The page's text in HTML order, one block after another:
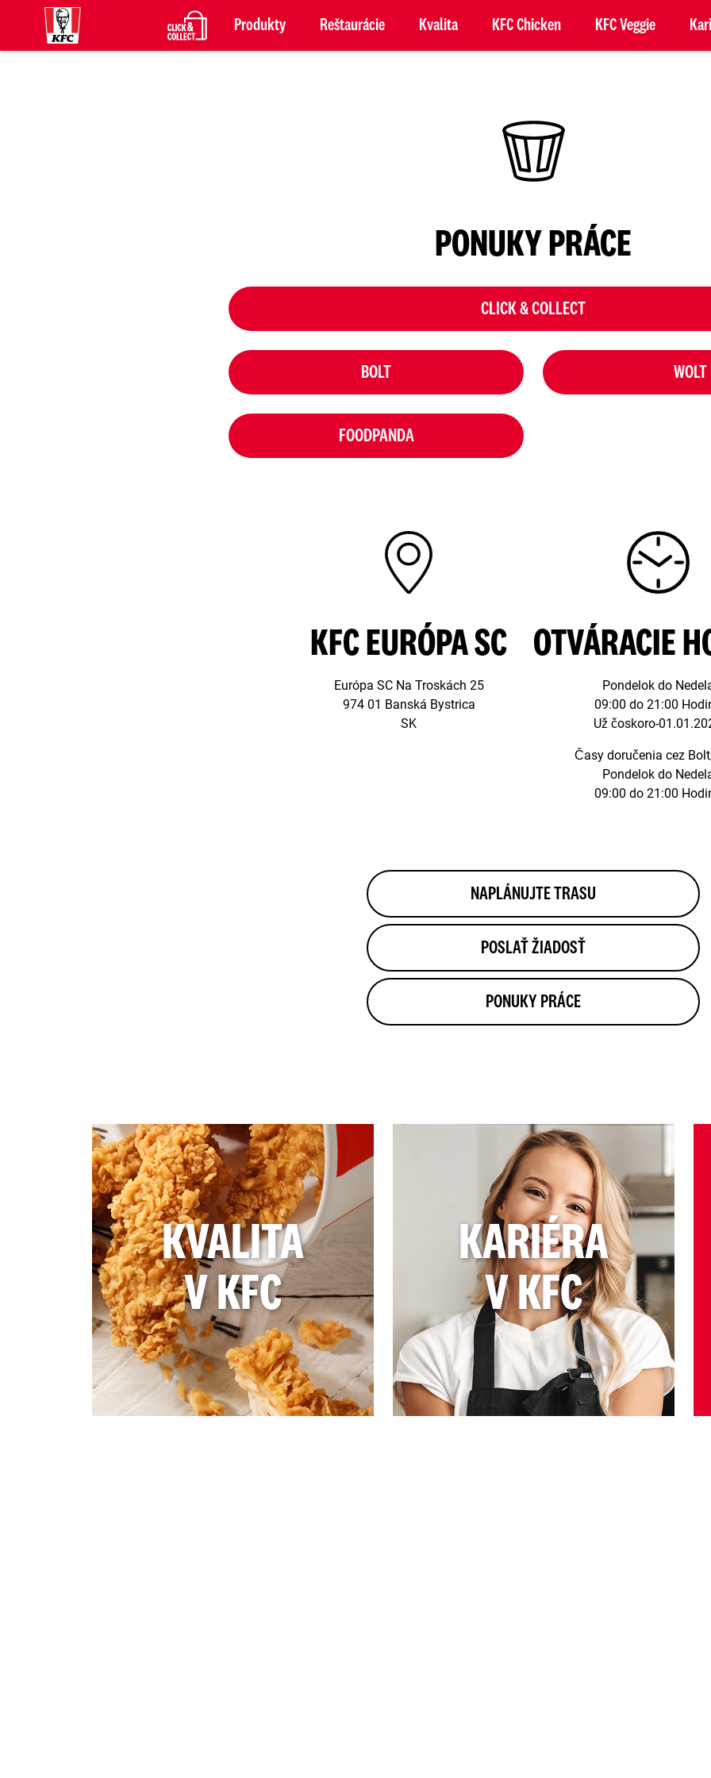
Produkty Reštaurácie Kvalita KFC Chicken KFC Veggie
PONUKY PRÁCE
CLICK & COLLECT
BOLT WOLT
FOODPANDA
KFC EURÓPA SC
Európa SC Na Troskách 25
974 01 Banská Bystrica
SK
OTVÁRACIE
Pondelok do
09:00 do 21:00
Už čoskoro-
Časy doručenia cez
Pondelok do
09:00 do 21:00
NAPLÁNUJTE TRASU
POSLAŤ ŽIADOSŤ
PONUKY PRÁCE
KVALITA
V KFC
KARIÉRA
V KFC